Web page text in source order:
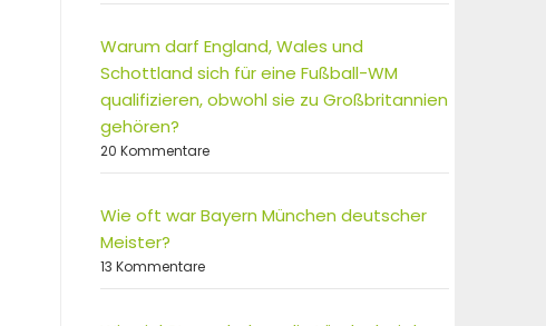
Warum darf England, Wales und
Schottland sich für eine Fußball-WM
qualifizieren, obwohl sie zu Großbritannien
gehören?
20 Kommentare
Wie oft war Bayern München deutscher
Meister?
13 Kommentare